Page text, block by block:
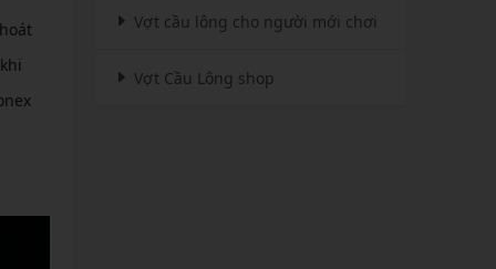
Vợt cầu lông cho người mới chơi
Vợt Cầu Lông shop